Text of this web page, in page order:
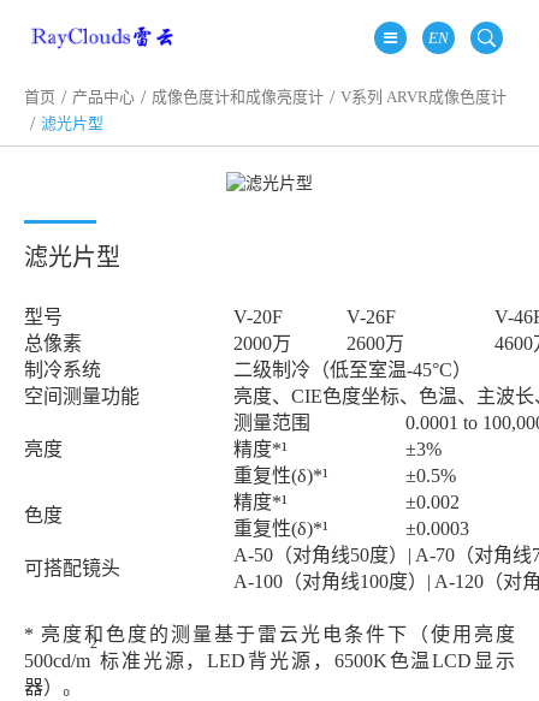
EN
首页 产品中心 成像色度计和成像亮度计
V系列 ARVR成像色度计
滤光片型
滤光片型
型号 V-20F V-26F
V-
总像素
2000万 2600万
4600
制冷系统
二级制冷（低至室温-45°C）
空间测量功能
亮度、CIE色度坐标、色温、主波
亮度
测量范围
0.0001 to
精度*¹
±3%
重复性(δ)*¹
±0.5%
色度
精度*¹
±0.002
重复性(δ)*¹
±0.0003
可搭配镜头
A-50（对角线50度）| A-70（对角线
A-100（对角线100度）| A-120（对
* 亮度和色度的测量基于雷云光电条件下（使用亮度
500cd/m
2
标准光源，LED背光源，6500K色温LCD显示
器）。